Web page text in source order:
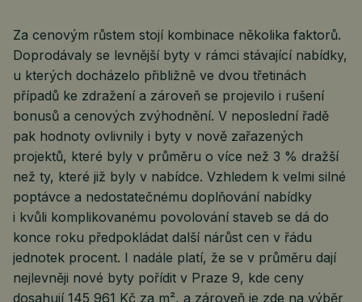
Za cenovým růstem stojí kombinace několika faktorů.
Doprodávaly se levnější byty v rámci stávající nabídky,
u kterých docházelo přibližně ve dvou třetinách
případů ke zdražení a zároveň se projevilo i rušení
bonusů a cenových zvýhodnění. V neposlední řadě
pak hodnoty ovlivnily i byty v nově zařazených
projektů, které byly v průměru o více než 3 % dražší
než ty, které již byly v nabídce. Vzhledem k velmi silné
poptávce a nedostatečnému doplňování nabídky
i kvůli komplikovanému povolování staveb se dá do
konce roku předpokládat další nárůst cen v řádu
jednotek procent. I nadále platí, že se v průměru dají
nejlevněji nové byty pořídit v Praze 9, kde ceny
dosahují 145 961 Kč za m², a zároveň je zde na výběr